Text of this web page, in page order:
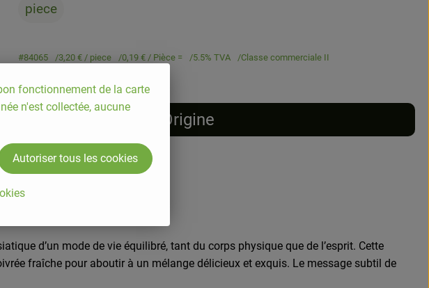
piece
#84065 3,20 € / piece 0,19 € / Pièce = 5.5% TVA Classe commerciale II
Origine
d’un mode de vie équilibré, tant du corps physique que de l’esprit. Cette
fraîche pour aboutir à un mélange délicieux et exquis. Le message subtil de
fonctionnement de la carte
n'est collectée, aucune
Autoriser tous les cookies